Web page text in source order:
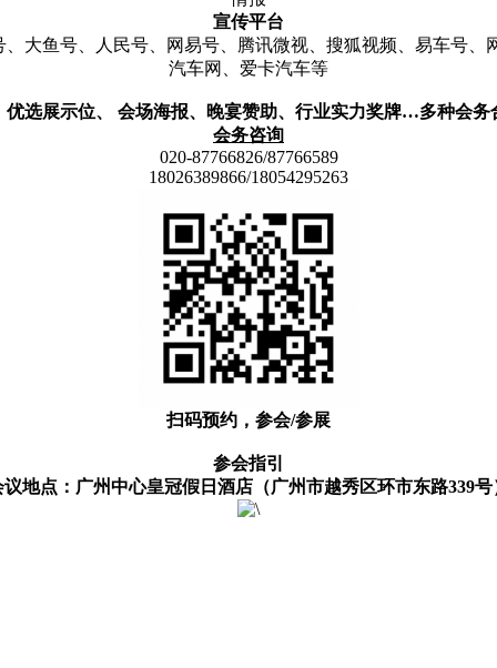
宣传平台
大鱼号、人民号、网易号、腾讯微视、搜狐视频、易车号
汽车网、爱卡汽车等
选展示位、 会场海报、晚宴赞助、行业实力奖牌…多种会
会务咨询
020-87766826/87766589
18026389866/18054295263
扫码预约，参会/参展
参会指引
议地点：广州中心皇冠假日酒店（广州市越秀区环市东路339号